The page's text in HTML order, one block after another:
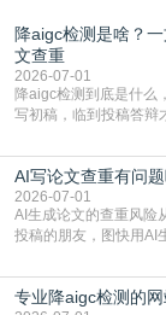
降aigc检测是啥？
文查重
2026-07-01
降aigc检测到底是什么
写初稿，临到投稿答辩
怕是已经入行的科研人
准。其实，降aigc检测
了满足现在高校、期刊
AI写论文查重有问
2026-07-01
AI生成论文的查重风险
投稿的朋友，图快用AI
自带不可忽视的查重风
于训练数据的概率拼接
专业降aigc检测的